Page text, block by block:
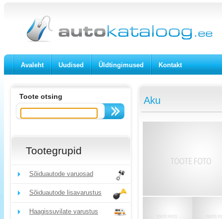
Avaleht Uudised Üldtingimused Kontakt
Toote otsing
Tootegrupid
Sõiduautode varuosad
Sõiduautode lisavarustus
Haagissuvilate varustus
Aku